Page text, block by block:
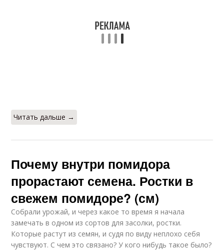
Читать дальше →
Почему внутри помидора
прорастают семена. Ростки в
свежем помидоре? (см)
Собрали урожай, и через какое то время я начала
замечать в одном из сортов для засолки, ростки.
Которые растут из семян, и судя по виду неплохо себя
чувствуют. С чем это связано? У кого нибудь такое было?